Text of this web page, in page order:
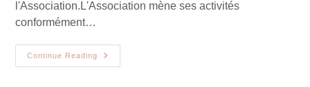
l'Association.L'Association mène ses activités
conformément…
Continue Reading